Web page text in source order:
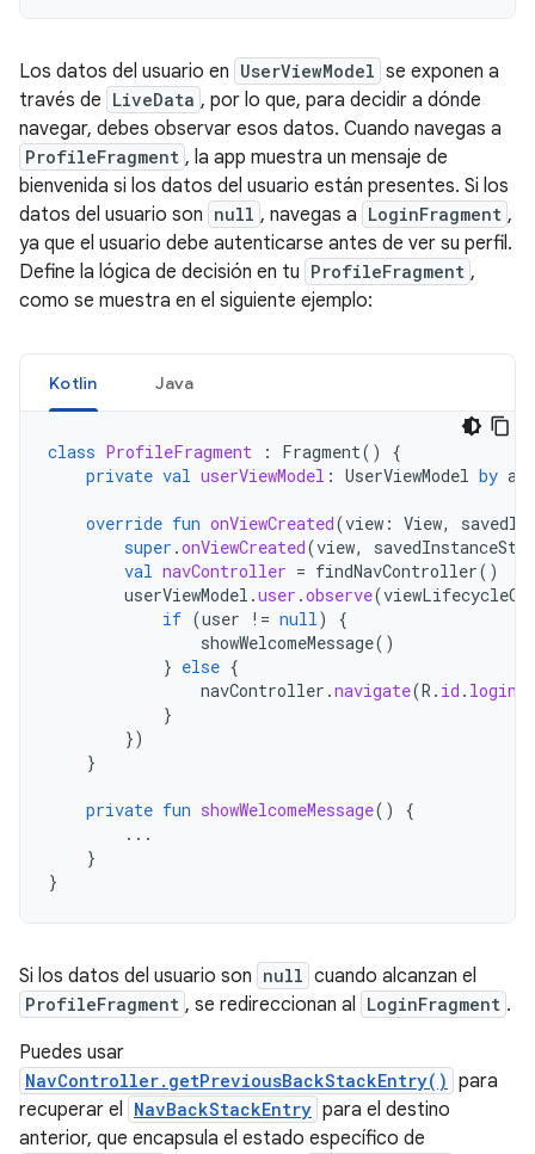
Los datos del usuario en UserViewModel se exponen a
través de LiveData , por lo que, para decidir a dónde
navegar, debes observar esos datos. Cuando navegas a
ProfileFragment , la app muestra un mensaje de
bienvenida si los datos del usuario están presentes. Si los
datos del usuario son null , navegas a LoginFragment ,
ya que el usuario debe autenticarse antes de ver su perfil.
Define la lógica de decisión en tu ProfileFragment ,
como se muestra en el siguiente ejemplo:
Kotlin Java
class ProfileFragment : Fragment()
{
private val userViewModel : UserViewModel by
override fun onViewCreated(view : View,
super .onViewCreated(view,
val navController = findNavController()
userViewModel .user .observe(
if (user != null)
{
showWelcomeMessage()
} else {
navController .navigate(R . id .
}
})
}
private fun showWelcomeMessage()
{
...
}
}
Si los datos del usuario son null cuando alcanzan el
ProfileFragment , se redireccionan al LoginFragment .
Puedes usar
NavController.getPreviousBackStackEntry() para
recuperar el NavBackStackEntry para el destino
anterior, que encapsula el estado específico de